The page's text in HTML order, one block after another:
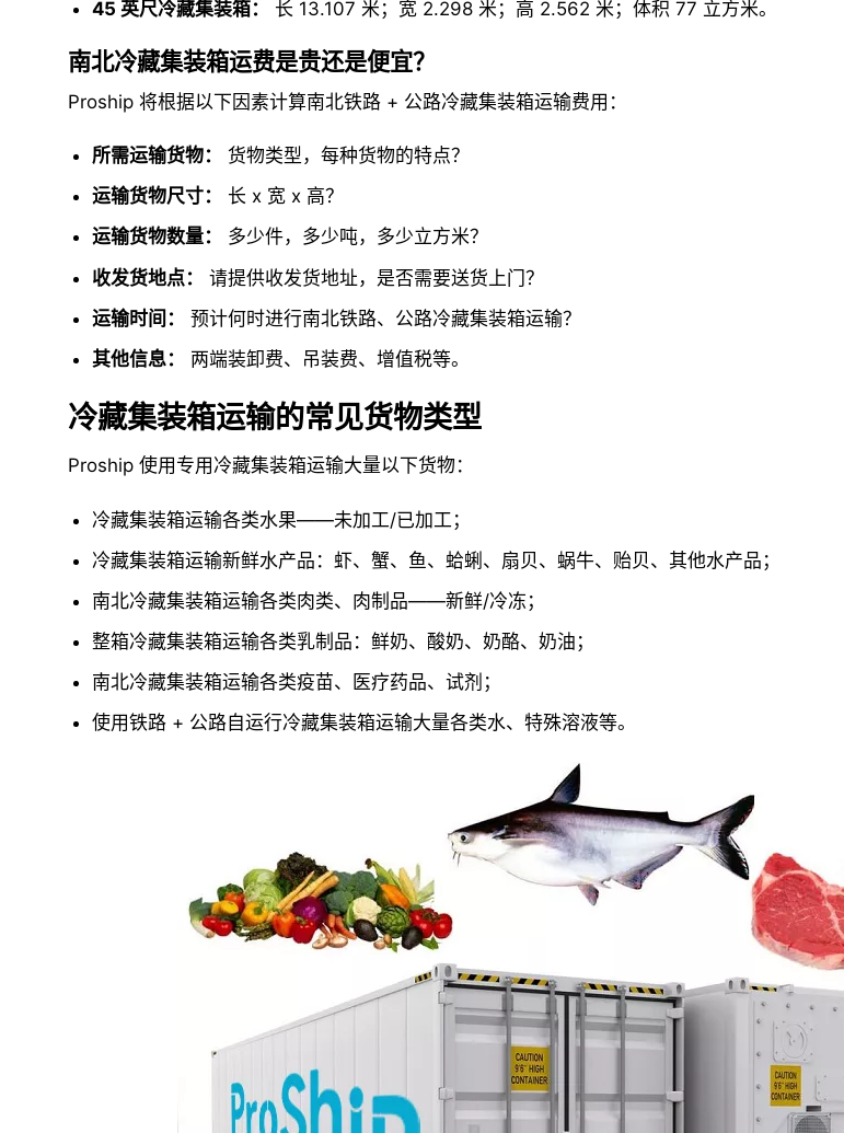
45 英尺冷藏集装箱：
长 13.107 米；宽 2.298 米；高 2.562 米；体积 77 立方米。
南北冷藏集装箱运费是贵还是便宜？
Proship 将根据以下因素计算南北铁路 + 公路冷藏集装箱运输费用：
所需运输货物：
货物类型，每种货物的特点？
运输货物尺寸：
长 x 宽 x 高？
运输货物数量：
多少件，多少吨，多少立方米？
收发货地点：
请提供收发货地址，是否需要送货上门？
运输时间：
预计何时进行南北铁路、公路冷藏集装箱运输？
其他信息：
两端装卸费、吊装费、增值税等。
冷藏集装箱运输的常见货物类型
Proship 使用专用冷藏集装箱运输大量以下货物：
冷藏集装箱运输各类水果——未加工/已加工；
冷藏集装箱运输新鲜水产品：虾、蟹、鱼、蛤蜊、扇贝、蜗牛、贻贝、其他水产品；
南北冷藏集装箱运输各类肉类、肉制品——新鲜/冷冻；
整箱冷藏集装箱运输各类乳制品：鲜奶、酸奶、奶酪、奶油；
南北冷藏集装箱运输各类疫苗、医疗药品、试剂；
使用铁路 + 公路自运行冷藏集装箱运输大量各类水、特殊溶液等。